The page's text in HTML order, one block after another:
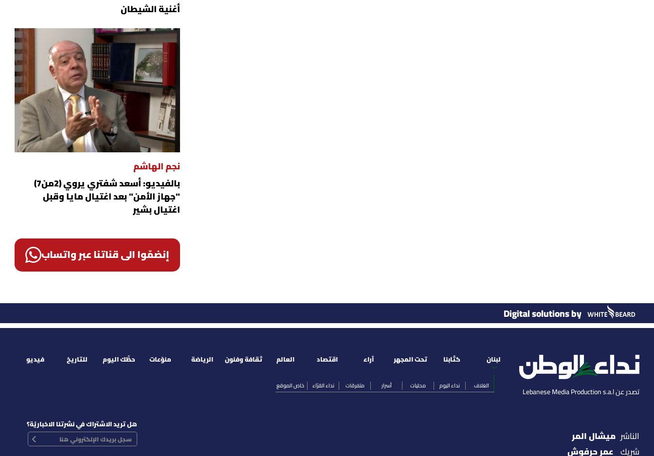
أغنية الشيطان
نجم الهاشم
بالفيديو: أسعد شفتري يروي (2من7)
"جهاز الأمن" بعد اغتيال مايا وقبل
اغتيال بشير
إنضمّوا الى قناتنا عبر واتساب
Digital solutions by
تصدر عن Lebanese Media Production s.a.l
لبنان
الغلاف نداء اليوم محليات أسرار متفرقات نداء القرّاء خاص الموقع
كتّابنا تحت المجهر آراء اقتصاد العالم ثقافة وفنون الرياضة منوّعات حظّك اليوم للتاريخ فيديو
الناشر ميشال المر
شريك عمر حرفوش
هل تريد الاشتراك في نشرتنا الاخباريّة؟